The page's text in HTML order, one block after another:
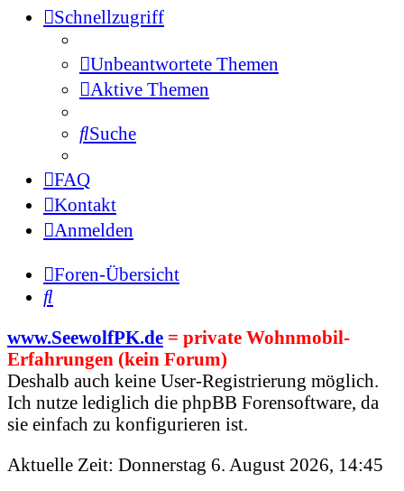
Schnellzugriff
Unbeantwortete Themen
Aktive Themen
Suche
FAQ
Kontakt
Anmelden
Foren-Übersicht
www.SeewolfPK.de = private Wohnmobil-
Erfahrungen (kein Forum)
Deshalb auch keine User-Registrierung möglich.
Ich nutze lediglich die phpBB Forensoftware, da
sie einfach zu konfigurieren ist.
Aktuelle Zeit: Donnerstag 6. August 2026, 14:45